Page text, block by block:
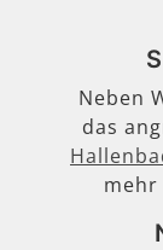
Neben
das
mehr